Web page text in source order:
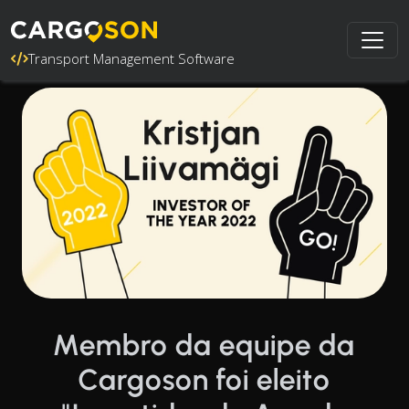
Transport Management Software
Membro da equipe da
Cargoson foi eleito